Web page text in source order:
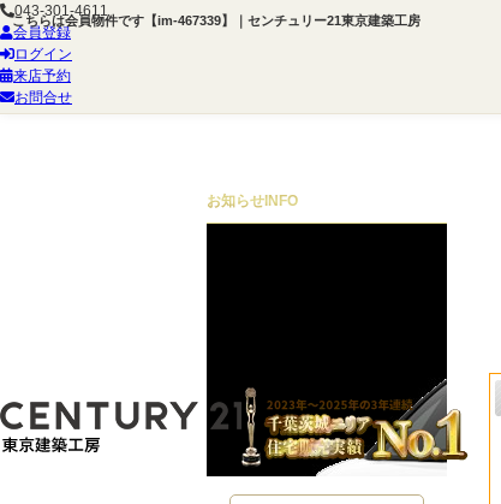
こちらは会員物件です【im-467339】｜センチュリー21東京建築工房
043-301-4611
会員登録
ログイン
来店予約
お問合せ
お知らせ INFO